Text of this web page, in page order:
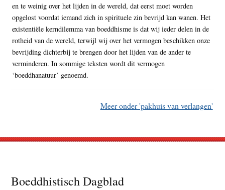
en te weinig over het lijden in de wereld, dat eerst moet worden
opgelost voordat iemand zich in spirituele zin bevrijd kan wanen. Het
existentiële kerndilemma van boeddhisme is dat wij ieder delen in de
rotheid van de wereld, terwijl wij over het vermogen beschikken onze
bevrijding dichterbij te brengen door het lijden van de ander te
verminderen. In sommige teksten wordt dit vermogen
‘boeddhanatuur’ genoemd.
Meer onder 'pakhuis van verlangen'
Footer
Boeddhistisch Dagblad